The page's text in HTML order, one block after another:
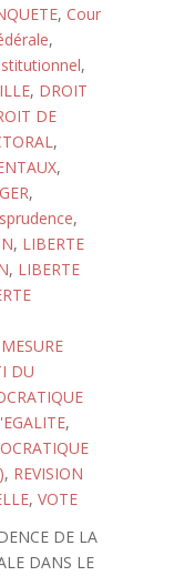
, Cour
,
,
, DROIT
DE
,
,
,
,
, LIBERTE
, LIBERTE
MESURE
DU
,
, REVISION
, VOTE
DE LA
DANS LE